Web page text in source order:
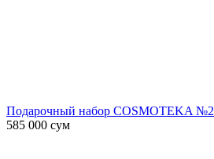
Подарочный набор COSMOTEKA №2
585 000 сум